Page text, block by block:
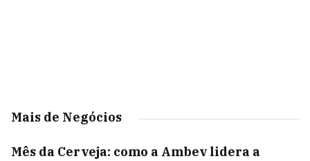
Mais de Negócios
Mês da Cerveja: como a Ambev lidera a